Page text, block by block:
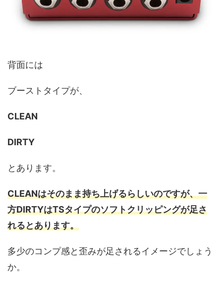
背面には
ブーストタイプが、
CLEAN
DIRTY
とあります。
CLEANはそのまま持ち上げるらしいのですが、一
方DIRTYはTSタイプのソフトクリッピングが足さ
れるとあります。
多少のコンプ感と歪みが足されるイメージでしょう
か。